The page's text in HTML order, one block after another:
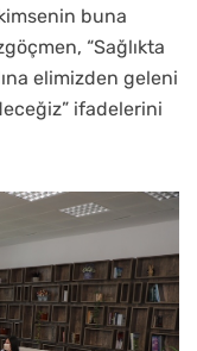
buna
“Sağlıkta
elimizden geleni
ifadelerini